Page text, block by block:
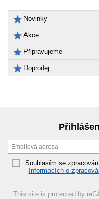
Novinky
Akce
Připravujeme
Doprodej
Souhlasím se
Informacích o
This site is protected by